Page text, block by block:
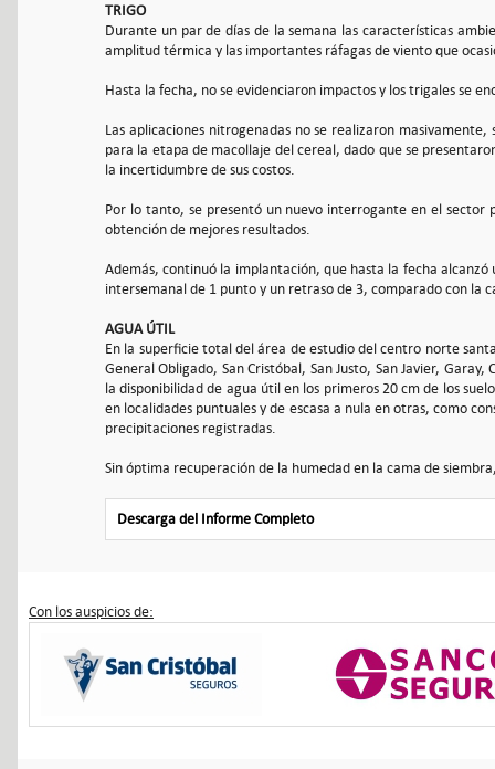
TRIGO
Durante un par de días de la semana las características
amplitud térmica y las importantes ráfagas de viento que
Hasta la fecha, no se evidenciaron impactos y los trigales se
Las aplicaciones nitrogenadas no se realizaron
para la etapa de macollaje del cereal, dado que se
la incertidumbre de sus costos.
Por lo tanto, se presentó un nuevo interrogante en el
obtención de mejores resultados.
Además, continuó la implantación, que hasta la fecha
intersemanal de 1 punto y un retraso de 3, comparado con la
AGUA ÚTIL
En la superficie total del área de estudio del centro norte
General Obligado, San Cristóbal, San Justo, San Javier,
la disponibilidad de agua útil en los primeros 20 cm de los
en localidades puntuales y de escasa a nula en otras, como
precipitaciones registradas.
Sin óptima recuperación de la humedad en la cama de
Descarga del Informe Completo
Con los auspicios de: